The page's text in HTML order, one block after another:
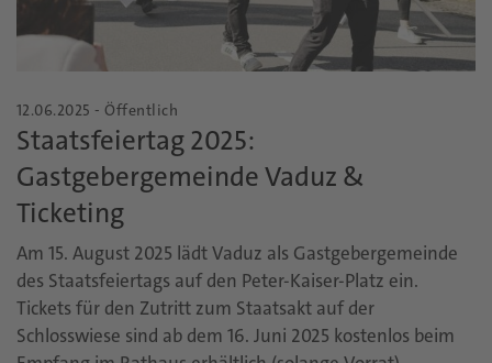
12.06.2025 - Öffentlich
Staatsfeiertag 2025:
Gastgebergemeinde Vaduz &
Ticketing
Am 15. August 2025 lädt Vaduz als Gastgebergemeinde
des Staatsfeiertags auf den Peter-Kaiser-Platz ein.
Tickets für den Zutritt zum Staatsakt auf der
Schlosswiese sind ab dem 16. Juni 2025 kostenlos beim